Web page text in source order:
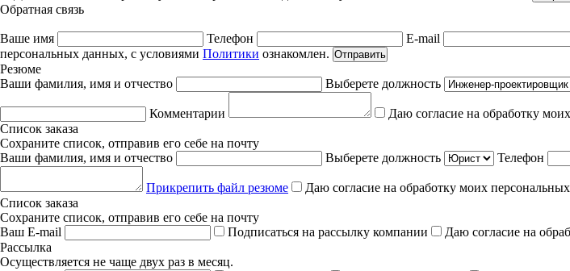
Обратная связь
Ваше имя Телефон E-mail
персональных данных, с условиями Политики ознакомлен. Отправить
Резюме
Ваши фамилия, имя и отчество
Выберете должность
Комментарии Даю согласие на обработку
Список заказа
Сохраните список, отправив его себе на почту
Ваши фамилия, имя и отчество
Выберете должность Телефон
Прикрепить файл резюме Даю согласие на обработку моих
Список заказа
Сохраните список, отправив его себе на почту
Ваш E-mail
Подписаться на рассылку компании Даю согласие на
Рассылка
Осуществляется не чаще двух раз в месяц.